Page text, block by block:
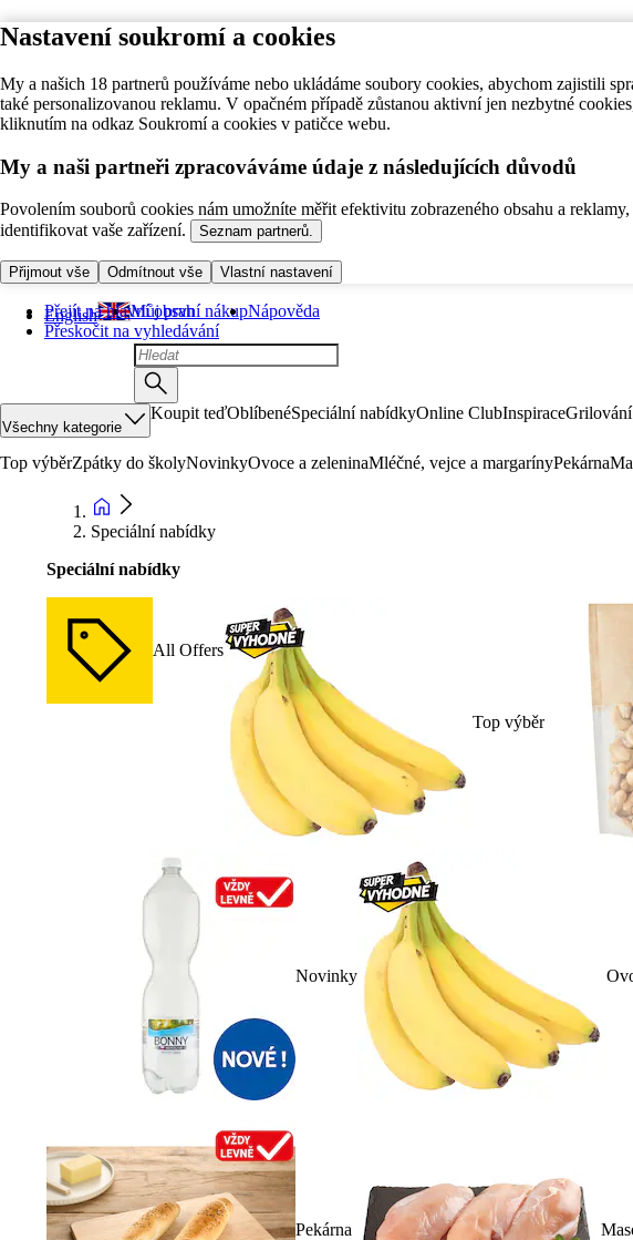
Nastavení soukromí a cookies
My a našich 18 partnerů používáme nebo ukládáme soubory cookies, abychom zajistili
také personalizovanou reklamu. V opačném případě zůstanou aktivní jen nezbytné
kliknutím na odkaz Soukromí a cookies v patičce webu.
My a naši partneři zpracováváme údaje z následujících důvodů
Povolením souborů cookies nám umožníte měřit efektivitu zobrazeného obsahu a
identifikovat vaše zařízení.
Seznam partnerů.
Přijmout vše Odmítnout vše Vlastní nastavení
Přejít na hlavní obsah
Přeskočit na vyhledávání
English Můj první nákupNápověda
Všechny kategorie
Koupit teďOblíbenéSpeciální nabídkyOnline ClubInspiraceGrilování
Top výběrZpátky do školyNovinkyOvoce a zeleninaMléčné, vejce a margarínyPekárna
Speciální nabídky
Speciální nabídky
All Offers
Top výběr
Novinky
Pekárna